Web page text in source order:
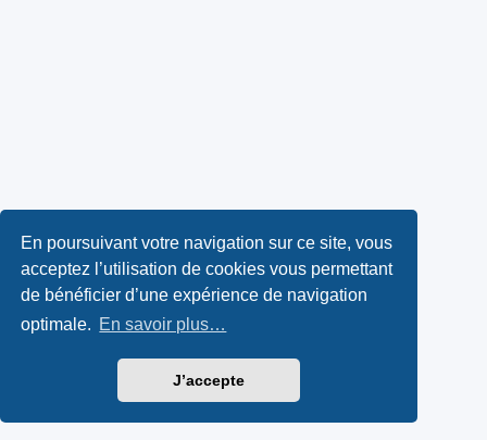
En poursuivant votre navigation sur ce site, vous
acceptez l’utilisation de cookies vous permettant
de bénéficier d’une expérience de navigation
optimale. En savoir plus…
J’accepte